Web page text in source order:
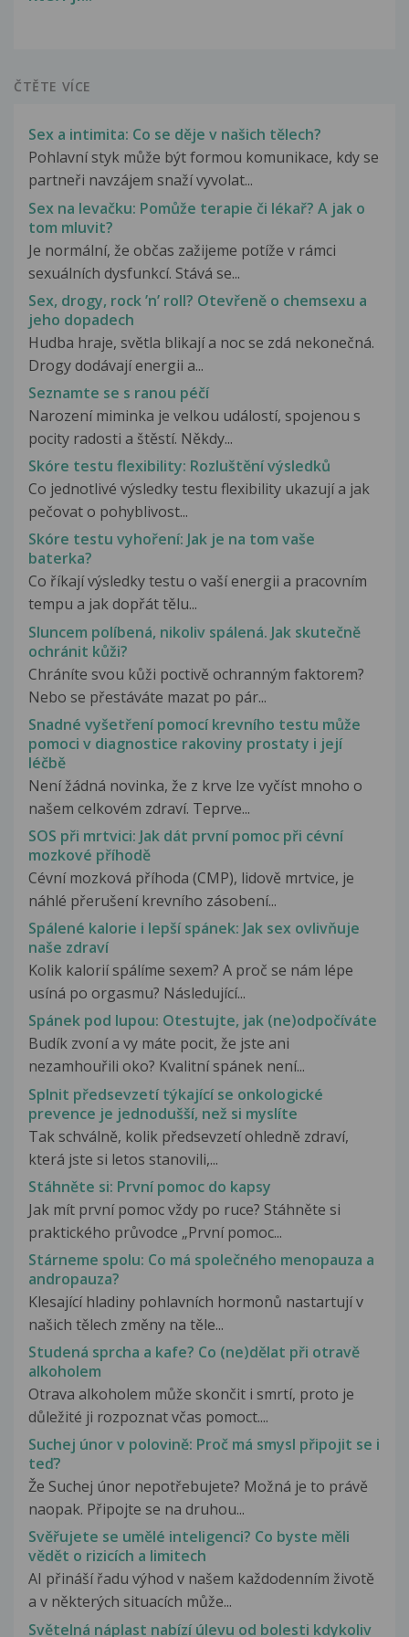
ČTĚTE VÍCE
Sex a intimita: Co se děje v našich tělech?
Pohlavní styk může být formou komunikace, kdy se
partneři navzájem snaží vyvolat...
Sex na levačku: Pomůže terapie či lékař? A jak o
tom mluvit?
Je normální, že občas zažijeme potíže v rámci
sexuálních dysfunkcí. Stává se...
Sex, drogy, rock ’n’ roll? Otevřeně o chemsexu a
jeho dopadech
Hudba hraje, světla blikají a noc se zdá nekonečná.
Drogy dodávají energii a...
Seznamte se s ranou péčí
Narození miminka je velkou událostí, spojenou s
pocity radosti a štěstí. Někdy...
Skóre testu flexibility: Rozluštění výsledků
Co jednotlivé výsledky testu flexibility ukazují a jak
pečovat o pohyblivost...
Skóre testu vyhoření: Jak je na tom vaše
baterka?
Co říkají výsledky testu o vaší energii a pracovním
tempu a jak dopřát tělu...
Sluncem políbená, nikoliv spálená. Jak skutečně
ochránit kůži?
Chráníte svou kůži poctivě ochranným faktorem?
Nebo se přestáváte mazat po pár...
Snadné vyšetření pomocí krevního testu může
pomoci v diagnostice rakoviny prostaty i její
léčbě
Není žádná novinka, že z krve lze vyčíst mnoho o
našem celkovém zdraví. Teprve...
SOS při mrtvici: Jak dát první pomoc při cévní
mozkové příhodě
Cévní mozková příhoda (CMP), lidově mrtvice, je
náhlé přerušení krevního zásobení...
Spálené kalorie i lepší spánek: Jak sex ovlivňuje
naše zdraví
Kolik kalorií spálíme sexem? A proč se nám lépe
usíná po orgasmu? Následující...
Spánek pod lupou: Otestujte, jak (ne)odpočíváte
Budík zvoní a vy máte pocit, že jste ani
nezamhouřili oko? Kvalitní spánek není...
Splnit předsevzetí týkající se onkologické
prevence je jednodušší, než si myslíte
Tak schválně, kolik předsevzetí ohledně zdraví,
která jste si letos stanovili,...
Stáhněte si: První pomoc do kapsy
Jak mít první pomoc vždy po ruce? Stáhněte si
praktického průvodce „První pomoc...
Stárneme spolu: Co má společného menopauza a
andropauza?
Klesající hladiny pohlavních hormonů nastartují v
našich tělech změny na těle...
Studená sprcha a kafe? Co (ne)dělat při otravě
alkoholem
Otrava alkoholem může skončit i smrtí, proto je
důležité ji rozpoznat včas pomoct....
Suchej únor v polovině: Proč má smysl připojit se i
teď?
Že Suchej únor nepotřebujete? Možná je to právě
naopak. Připojte se na druhou...
Svěřujete se umělé inteligenci? Co byste měli
vědět o rizicích a limitech
AI přináší řadu výhod v našem každodenním životě
a v některých situacích může...
Světelná náplast nabízí úlevu od bolesti kdykoliv